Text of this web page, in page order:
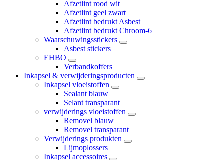
Afzetlint rood wit
Afzetlint geel zwart
Afzetlint bedrukt Asbest
Afzetlint bedrukt Chroom-6
Waarschuwingsstickers
Asbest stickers
EHBO
Verbandkoffers
Inkapsel & verwijderingsproducten
Inkapsel vloeistoffen
Sealant blauw
Selant transparant
verwijderings vloeistoffen
Removel blauw
Removel transparant
Verwijderings produkten
Lijmoplossers
Inkapsel accessoires